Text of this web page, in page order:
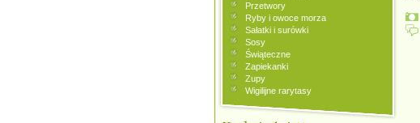
Przetwory
Ryby i owoce morza
Sałatki i surówki
Sosy
Świąteczne
Zapiekanki
Zupy
Wigilijne rarytasy